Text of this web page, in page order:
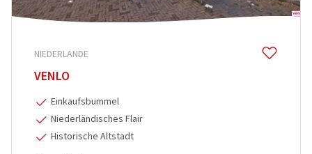
NIEDERLANDE
VENLO
Einkaufsbummel
Niederländisches Flair
Historische Altstadt